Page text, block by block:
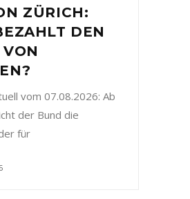
ZÜRICH:
DEN
vom 07.08.2026: Ab
der Bund die
für